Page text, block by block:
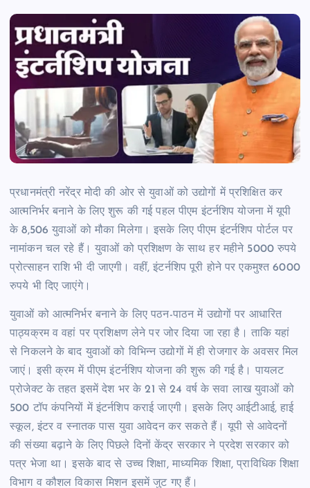
प्रधानमंत्री नरेंद्र मोदी की ओर से युवाओं को उद्योगों में प्रशिक्षित कर
आत्मनिर्भर बनाने के लिए शुरू की गई पहल पीएम इंटर्नशिप योजना में यूपी
के 8,506 युवाओं को मौका मिलेगा। इसके लिए पीएम इंटर्नशिप पोर्टल पर
नामांकन चल रहे हैं। युवाओं को प्रशिक्षण के साथ हर महीने 5000 रुपये
प्रोत्साहन राशि भी दी जाएगी। वहीं, इंटर्नशिप पूरी होने पर एकमुश्त 6000
रुपये भी दिए जाएंगे।
युवाओं को आत्मनिर्भर बनाने के लिए पठन-पाठन में उद्योगों पर आधारित
पाठ्यक्रम व वहां पर प्रशिक्षण लेने पर जोर दिया जा रहा है। ताकि यहां
से निकलने के बाद युवाओं को विभिन्न उद्योगों में ही रोजगार के अवसर मिल
जाएं। इसी क्रम में पीएम इंटर्नशिप योजना की शुरू की गई है। पायलट
प्रोजेक्ट के तहत इसमें देश भर के 21 से 24 वर्ष के सवा लाख युवाओं को
500 टॉप कंपनियों में इंटर्नशिप कराई जाएगी। इसके लिए आईटीआई, हाई
स्कूल, इंटर व स्नातक पास युवा आवेदन कर सकते हैं। यूपी से आवेदनों
की संख्या बढ़ाने के लिए पिछले दिनों केंद्र सरकार ने प्रदेश सरकार को
पत्र भेजा था। इसके बाद से उच्च शिक्षा, माध्यमिक शिक्षा, प्राविधिक शिक्षा
विभाग व कौशल विकास मिशन इसमें जुट गए हैं।